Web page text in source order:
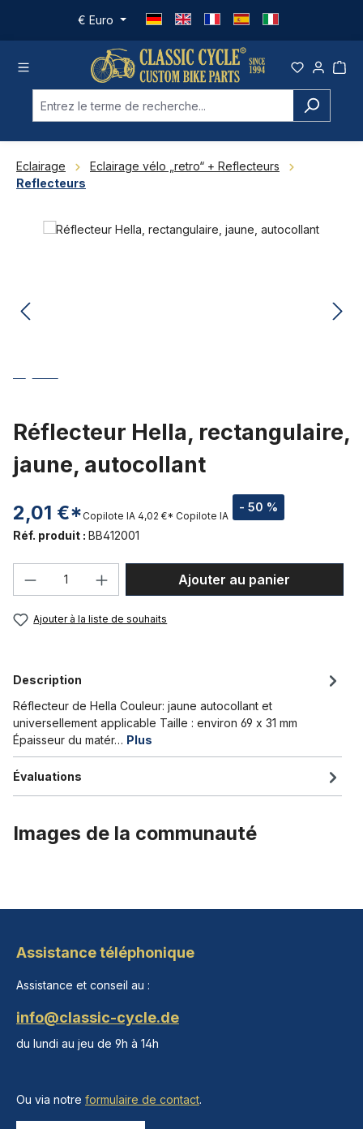
Passer au contenu principal
€ Euro
Eclairage
Eclairage vélo „retro“ + Reflecteurs
Reflecteurs
Ignorer la galerie d'images
Réflecteur Hella, rectangulaire,
jaune, autocollant
2,01 €* - 50 %
Copilote IA 4,02 €* Copilote IA
Réf. produit : BB412001
Quantité de produit : Entrez la
Ajouter au panier
Ajouter à la liste de souhaits
Description
Réflecteur de Hella Couleur: jaune autocollant et
universellement applicable Taille : environ 69 x 31 mm
Épaisseur du matér… Plus
Évaluations
Images de la communauté
Assistance téléphonique
Assistance et conseil au :
info@classic-cycle.de
du lundi au jeu de 9h à 14h
Ou via notre formulaire de contact.